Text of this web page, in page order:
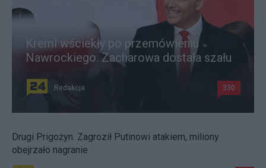
Kreml wściekły po przemówieniu
Nawrockiego. Zacharowa dostała szału
Redakcja 330
Drugi Prigożyn. Zagroził Putinowi atakiem, miliony
obejrzało nagranie